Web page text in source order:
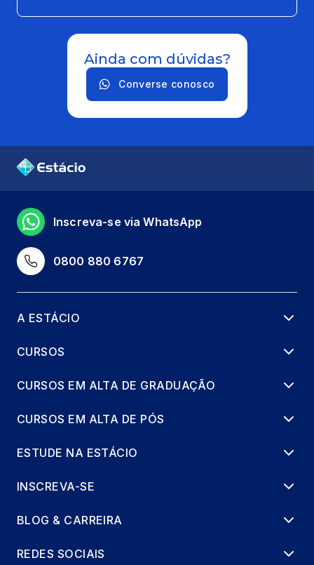
Ainda com dúvidas?
Converse conosco
0800 880 6767
Inscreva-se via WhatsApp
A ESTÁCIO
CURSOS
CURSOS EM ALTA DE GRADUAÇÃO
CURSOS EM ALTA DE PÓS
ESTUDE NA ESTÁCIO
INSCREVA-SE
BLOG & CARREIRA
REDES SOCIAIS